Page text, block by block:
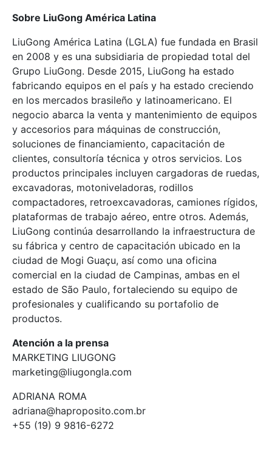
Sobre LiuGong América Latina
LiuGong América Latina (LGLA) fue fundada en Brasil
en 2008 y es una subsidiaria de propiedad total del
Grupo LiuGong. Desde 2015, LiuGong ha estado
fabricando equipos en el país y ha estado creciendo
en los mercados brasileño y latinoamericano. El
negocio abarca la venta y mantenimiento de equipos
y accesorios para máquinas de construcción,
soluciones de financiamiento, capacitación de
clientes, consultoría técnica y otros servicios. Los
productos principales incluyen cargadoras de ruedas,
excavadoras, motoniveladoras, rodillos
compactadores, retroexcavadoras, camiones rígidos,
plataformas de trabajo aéreo, entre otros. Además,
LiuGong continúa desarrollando la infraestructura de
su fábrica y centro de capacitación ubicado en la
ciudad de Mogi Guaçu, así como una oficina
comercial en la ciudad de Campinas, ambas en el
estado de São Paulo, fortaleciendo su equipo de
profesionales y cualificando su portafolio de
productos.
Atención a la prensa
MARKETING LIUGONG
marketing@liugongla.com
ADRIANA ROMA
adriana@haproposito.com.br
+55 (19) 9 9816-6272